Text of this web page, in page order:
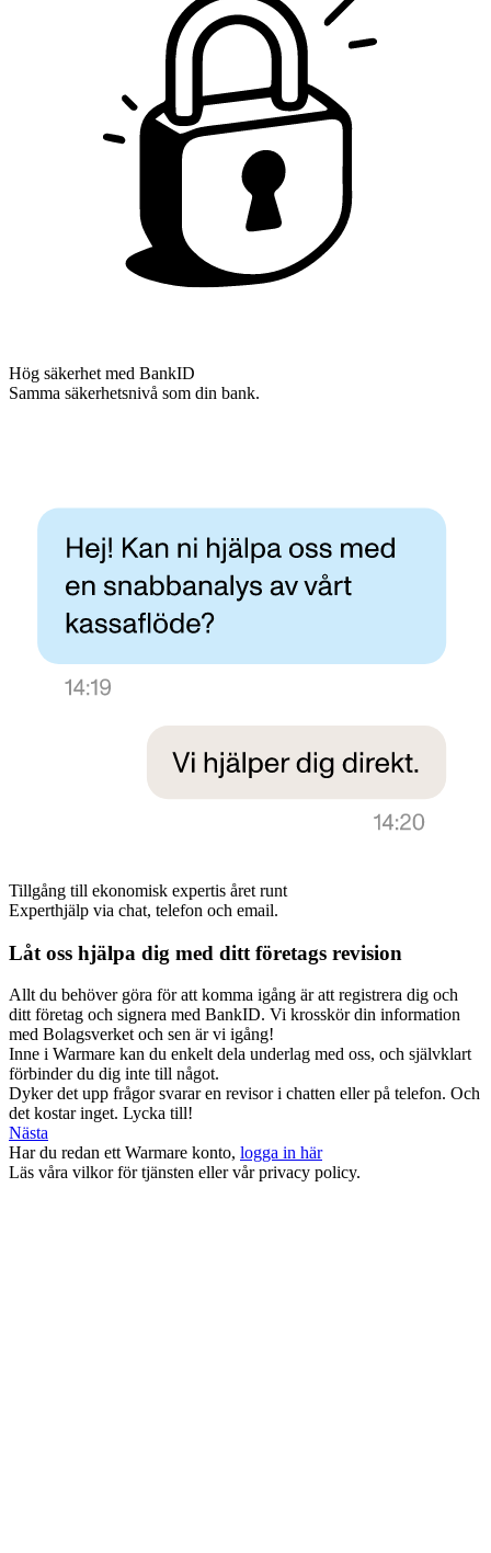
Hög säkerhet med BankID
Samma säkerhetsnivå som din bank.
Tillgång till ekonomisk expertis året runt
Experthjälp via chat, telefon och email.
Låt oss hjälpa dig med ditt företags revision
Allt du behöver göra för att komma igång är att registrera dig och
ditt företag och signera med BankID. Vi krosskör din information
med Bolagsverket och sen är vi igång!
Inne i Warmare kan du enkelt dela underlag med oss, och självklart
förbinder du dig inte till något.
Dyker det upp frågor svarar en revisor i chatten eller på telefon. Och
det kostar inget. Lycka till!
Nästa
Har du redan ett Warmare konto, logga in här
Läs våra vilkor för tjänsten eller vår privacy policy.